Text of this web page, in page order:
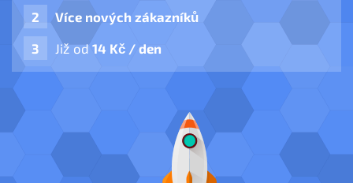
Více nových zákazníků
Již od14 Kč / den